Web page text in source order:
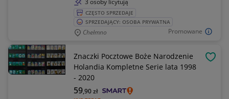
Promowane
3 osoby licytują
CZĘSTO SPRZEDAJE
SPRZEDAJĄCY: OSOBA PRYWATNA
Chełmno
Znaczki Pocztowe Boże Narodzenie
Holandia Kompletne Serie lata 1998
- 2020
59,90zł